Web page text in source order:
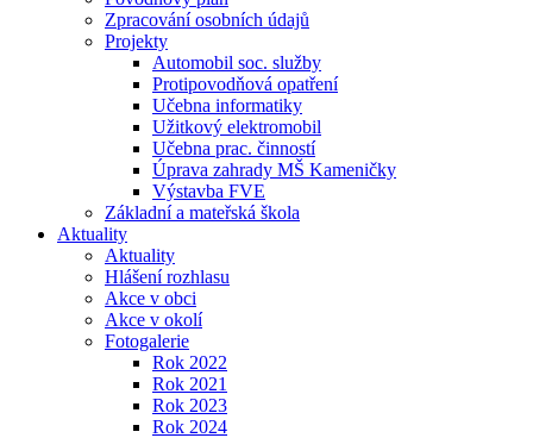
Zpracování osobních údajů
Projekty
Automobil soc. služby
Protipovodňová opatření
Učebna informatiky
Užitkový elektromobil
Učebna prac. činností
Úprava zahrady MŠ Kameničky
Výstavba FVE
Základní a mateřská škola
Aktuality
Aktuality
Hlášení rozhlasu
Akce v obci
Akce v okolí
Fotogalerie
Rok 2022
Rok 2021
Rok 2023
Rok 2024